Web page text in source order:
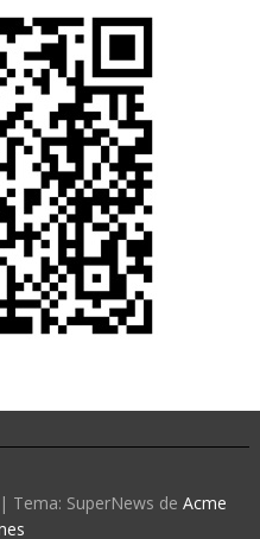
| Tema: SuperNews de Acme